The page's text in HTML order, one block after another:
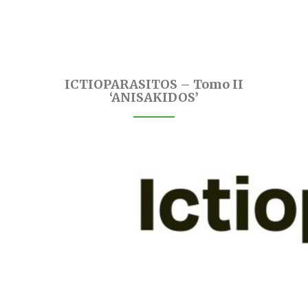
ICTIOPARASITOS – Tomo II
‘ANISAKIDOS’